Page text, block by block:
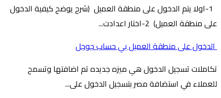
1-اولا يتم الدخول على منطقة العميل (شرح يوضح كيفية الدخول
على منطقة العميل) 2-اختار اعدادت...
الدخول على منطقة العميل بي حساب جوجل
تكاملات تسجيل الدخول هي ميزه جديده تم اضافتها وتسمح
للعملاء في استضافة مصر بتسجيل الدخول على...